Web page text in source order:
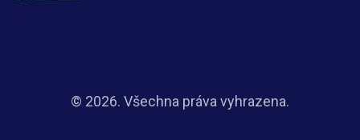
© 2026. Všechna práva vyhrazena.